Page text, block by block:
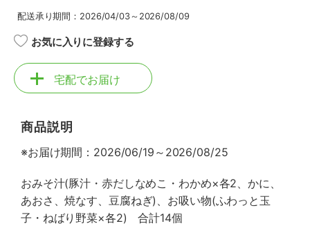
配送承り期間：2026/04/03～2026/08/09
お気に入りに登録する
宅配でお届け
商品説明
※お届け期間：2026/06/19～2026/08/25
おみそ汁(豚汁・赤だしなめこ・わかめ×各2、かに、
あおさ、焼なす、豆腐ねぎ)、お吸い物(ふわっと玉
子・ねばり野菜×各2) 合計14個